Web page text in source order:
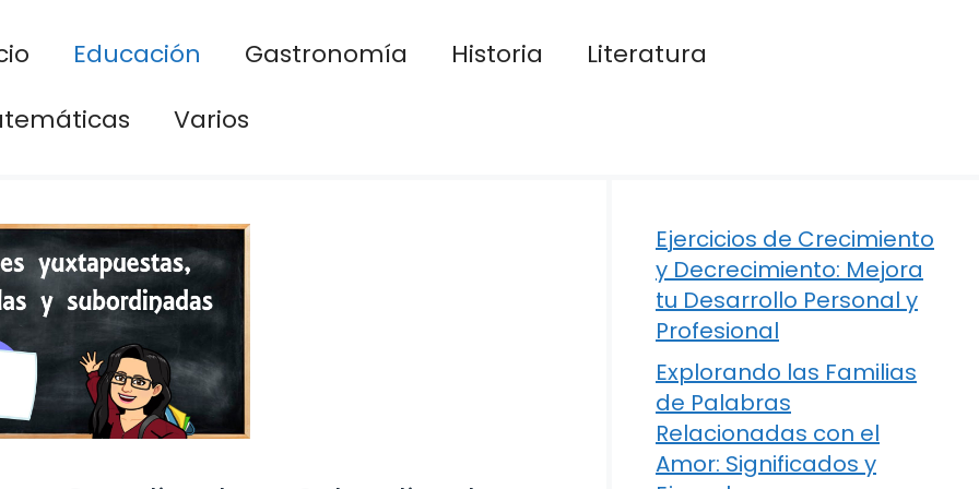
Educación Gastronomía Historia
Literatura
Varios
Ejercicios de Crecimiento
y Decrecimiento: Mejora
tu Desarrollo Personal y
Profesional
Explorando las Familias
de Palabras
Relacionadas con el
Amor: Significados y